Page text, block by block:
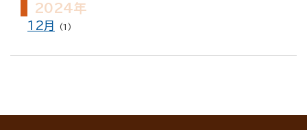
2024年
12月 (1)